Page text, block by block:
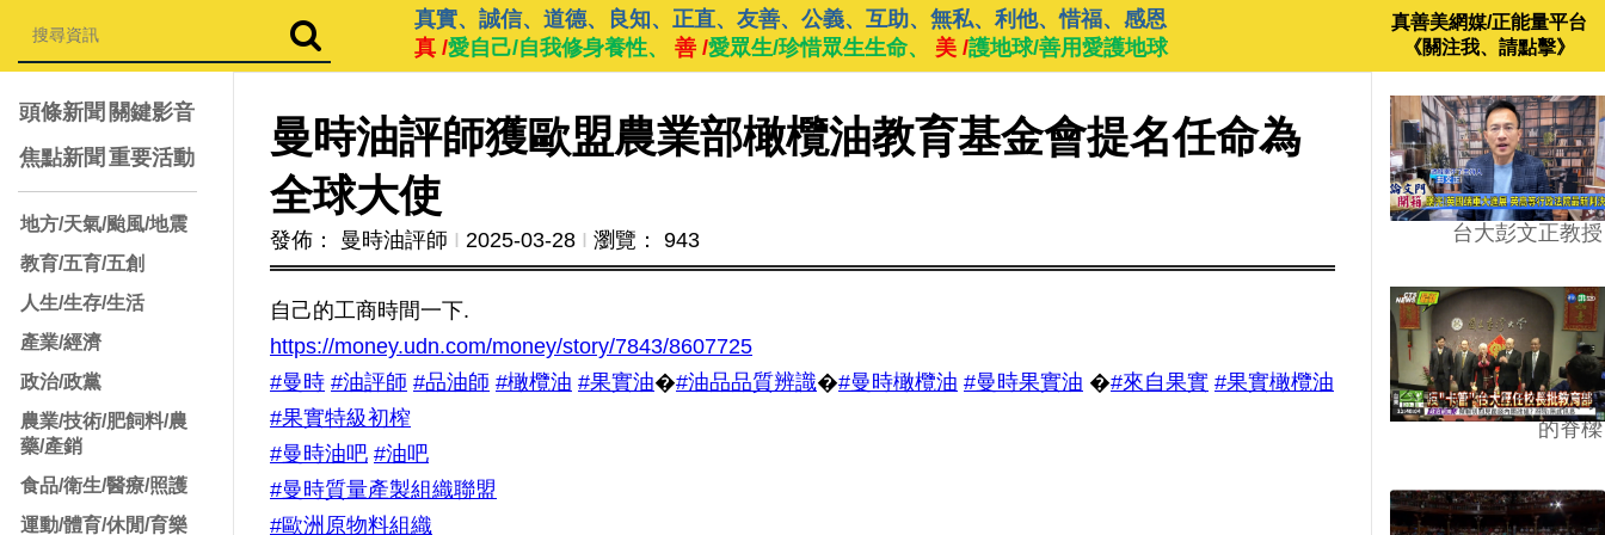
真實、誠信、道德、良知、正直、友善、公義、互助、無私、利他、惜福、感恩
真 /愛自己/自我修身養性、 善 /愛眾生/珍惜眾生生命、 美 /護地球/善用愛護地球
真善美網媒/正能量平台
《關注我、請點擊》
頭條新聞 關鍵影音
焦點新聞 重要活動
地方/天氣/颱風/地震
教育/五育/五創
人生/生存/生活
產業/經濟
政治/政黨
農業/技術/肥飼料/農
藥/產銷
食品/衛生/醫療/照護
運動/體育/休閒/育樂
曼時油評師獲歐盟農業部橄欖油教育基金會提名任命為
全球大使
發佈： 曼時油評師 Ι 2025-03-28 Ι 瀏覽： 943
自己的工商時間一下.
https://money.udn.com/money/story/7843/8607725
#曼時 #油評師 #品油師 #橄欖油 #果實油�#油品品質辨識�#曼時橄欖油 #曼時果實油 �#來自果實 #果實橄欖油
#果實特級初榨
#曼時油吧 #油吧
#曼時質量產製組織聯盟
#歐洲原物料組織
台大彭文正教授
台學版的54/64》大學
的脊樑